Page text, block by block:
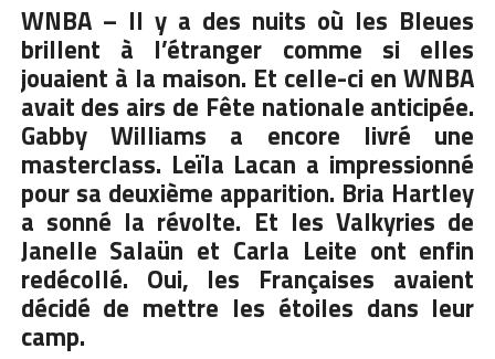
WNBA – Il y a des nuits où les Bleues
brillent à l’étranger comme si elles
jouaient à la maison. Et celle-ci en WNBA
avait des airs de Fête nationale anticipée.
Gabby Williams a encore livré une
masterclass. Leïla Lacan a impressionné
pour sa deuxième apparition. Bria Hartley
a sonné la révolte. Et les Valkyries de
Janelle Salaün et Carla Leite ont enfin
redécollé. Oui, les Françaises avaient
décidé de mettre les étoiles dans leur
camp.